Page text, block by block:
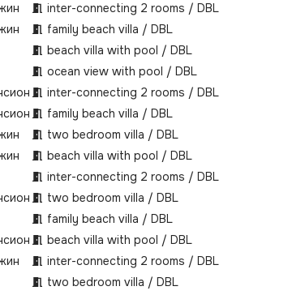
inter-connecting 2 rooms / DBL
family beach villa / DBL
beach villa with pool / DBL
ocean view with pool / DBL
inter-connecting 2 rooms / DBL
family beach villa / DBL
two bedroom villa / DBL
beach villa with pool / DBL
inter-connecting 2 rooms / DBL
two bedroom villa / DBL
family beach villa / DBL
beach villa with pool / DBL
inter-connecting 2 rooms / DBL
two bedroom villa / DBL